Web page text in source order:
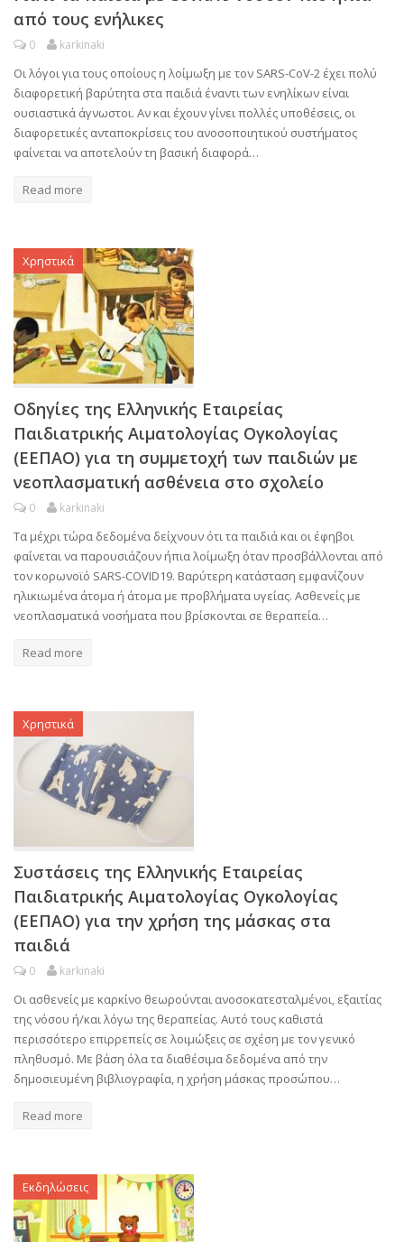
από τους ενήλικες
0 karkinaki
Οι λόγοι για τους οποίους η λοίμωξη με τον SARS-CoV-2 έχει πολύ
διαφορετική βαρύτητα στα παιδιά έναντι των ενηλίκων είναι
ουσιαστικά άγνωστοι. Αν και έχουν γίνει πολλές υποθέσεις, οι
διαφορετικές ανταποκρίσεις του ανοσοποιητικού συστήματος
φαίνεται να αποτελούν τη βασική διαφορά…
Read more
Χρηστικά
Οδηγίες της Ελληνικής Εταιρείας
Παιδιατρικής Αιματολογίας Ογκολογίας
(ΕΕΠΑΟ) για τη συμμετοχή των παιδιών με
νεοπλασματική ασθένεια στο σχολείο
0 karkinaki
Τα μέχρι τώρα δεδομένα δείχνουν ότι τα παιδιά και οι έφηβοι
φαίνεται να παρουσιάζουν ήπια λοίμωξη όταν προσβάλλονται από
τον κορωνοϊό SARS-CΟVID19. Βαρύτερη κατάσταση εμφανίζουν
ηλικιωμένα άτομα ή άτομα με προβλήματα υγείας. Ασθενείς με
νεοπλασματικά νοσήματα που βρίσκονται σε θεραπεία…
Read more
Χρηστικά
Συστάσεις της Ελληνικής Εταιρείας
Παιδιατρικής Αιματολογίας Ογκολογίας
(ΕΕΠΑΟ) για την χρήση της μάσκας στα
παιδιά
0 karkinaki
Οι ασθενείς με καρκίνο θεωρούνται ανοσοκατεσταλμένοι, εξαιτίας
της νόσου ή/και λόγω της θεραπείας. Αυτό τους καθιστά
περισσότερο επιρρεπείς σε λοιμώξεις σε σχέση με τον γενικό
πληθυσμό. Με βάση όλα τα διαθέσιμα δεδομένα από την
δημοσιευμένη βιβλιογραφία, η χρήση μάσκας προσώπου…
Read more
Εκδηλώσεις